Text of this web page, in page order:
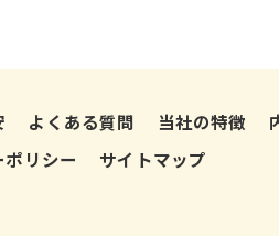
よくある質問 当社の特徴
リシー サイトマップ